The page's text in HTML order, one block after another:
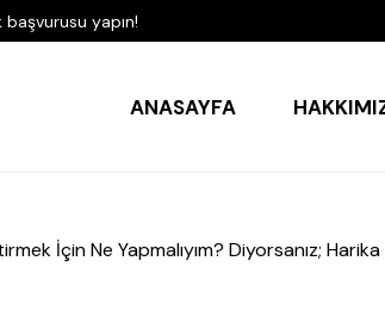
yapın!
ANASAYFA
İçin Ne Yapmalıyım? Diyorsanız;